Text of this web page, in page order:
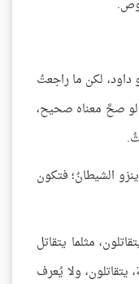
داود، لكن ما راجعتُ
صحَّ معناه صحيح،
الشيطانُ؛ فتكون
مثلما يتقاتل
يتقاتلون، ولا يُعرف